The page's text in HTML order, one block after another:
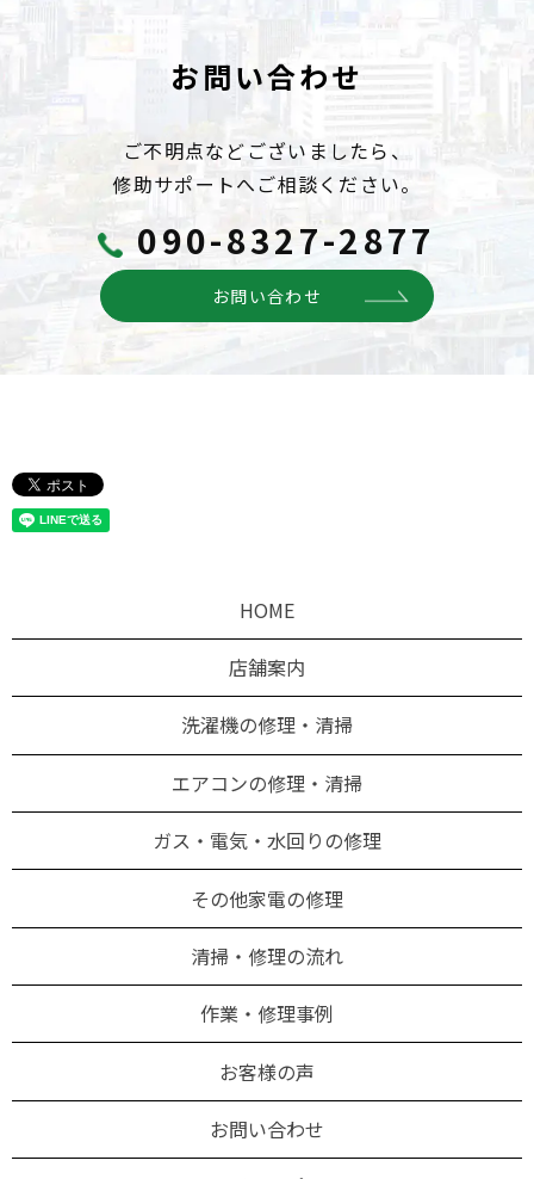
お問い合わせ
ご不明点などございましたら、
修助サポートへご相談ください。
090-8327-2877
お問い合わせ
HOME
店舗案内
洗濯機の修理・清掃
エアコンの修理・清掃
ガス・電気・水回りの修理
その他家電の修理
清掃・修理の流れ
作業・修理事例
お客様の声
お問い合わせ